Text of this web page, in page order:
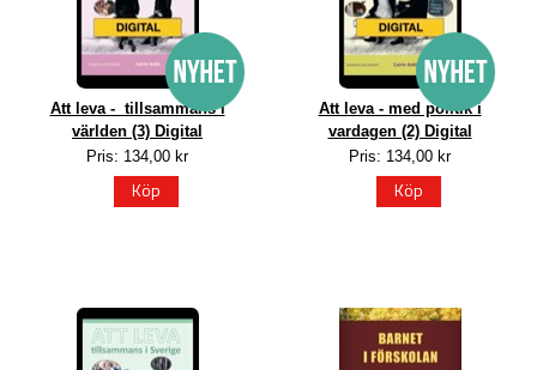
Att leva - tillsammans i
världen (3) Digital
Pris: 134,00 kr
Köp
Att leva - med politik i
vardagen (2) Digital
Pris: 134,00 kr
Köp